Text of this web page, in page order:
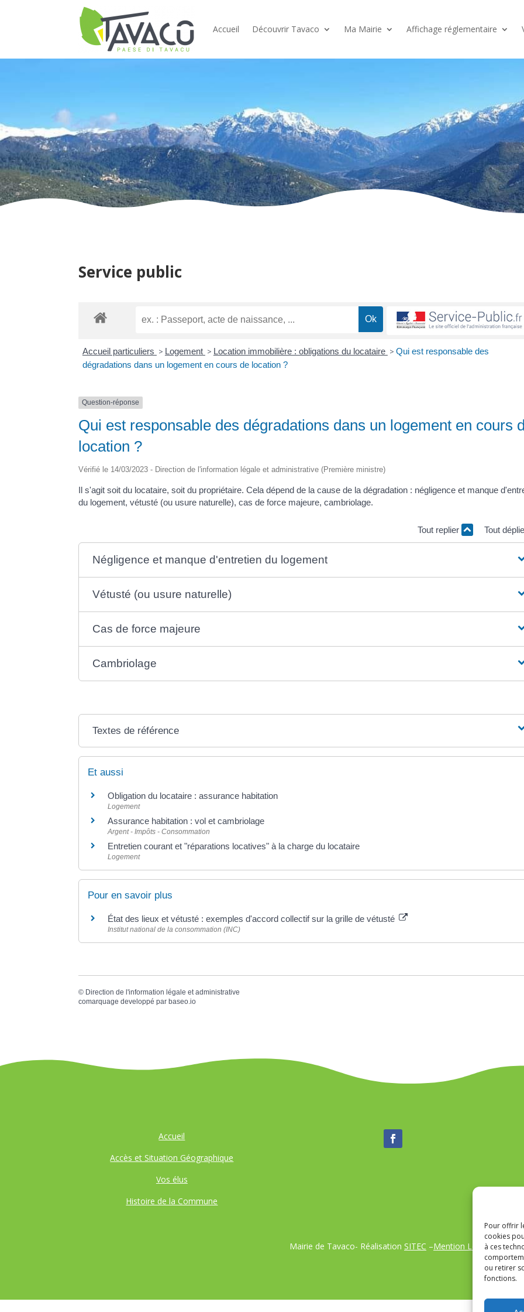
Pour offrir
cookies
à ces
ou retirer
fonctions.
Accueil Découvrir Tavaco Ma Mairie Affichage réglementaire
Service public
Accueil particuliers > Logement > Location immobilière : obligations du locataire > Qui est responsable des
dégradations dans un logement en cours de location ?
Question-réponse
Qui est responsable des dégradations dans un logement en cours
location ?
Vérifié le 14/03/2023 - Direction de l'information légale et administrative (Première ministre)
Il s'agit soit du locataire, soit du propriétaire. Cela dépend de la cause de la dégradation : négligence et manque
du logement, vétusté (ou usure naturelle), cas de force majeure, cambriolage.
Tout replier Tout
Négligence et manque d'entretien du logement
Vétusté (ou usure naturelle)
Cas de force majeure
Cambriolage
Textes de référence
Et aussi
Obligation du locataire : assurance habitation
Logement
Assurance habitation : vol et cambriolage
Argent - Impôts - Consommation
Entretien courant et "réparations locatives" à la charge du locataire
Logement
Pour en savoir plus
État des lieux et vétusté : exemples d'accord collectif sur la grille de vétusté
Institut national de la consommation (INC)
© Direction de l'information légale et administrative
comarquage developpé par baseo.io
Accueil
Accès et Situation Géographique
Vos élus
Histoire de la Commune
Mairie de Tavaco- Réalisation SITEC –Mention Légales